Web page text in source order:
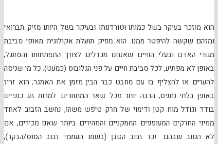
הוא מוזכר בעיקר בשל כמותו וטורדנותו ובעיקר בשל היותו מזיק תברואי
ומזהם שקשה להיפטר ממנו. הוא מפיק תועלת אקולוגית מאופי סביבת
מגורי האדם ובעלי החיים שאנחנו מגדלים לצורך התפתחותו והסתגל,
באופן לא מפתיע, לכל סביבת חיים על פני הגלובוס (כמעט). כל מי שניסה
להערים או להצליף בו עם מחבט כבר הבין מזמן את האתגר;הוא זריז
באופן בלתי נתפס, הרבה יותר מכל שאר המתחרים. למרות זוג כנפיים
בודד וגודל מוח קטן ודימוי של חרק טיפש משהו, נחשב הזבוב לאחד
ממיני החרקים המעופפים החמקניים והמהירים ביותר שאנו מכירים, אם
לא הטוב שבהם. זכר זבוב הטבן (בשמו העממי: זבוב הסוס/הבקר),